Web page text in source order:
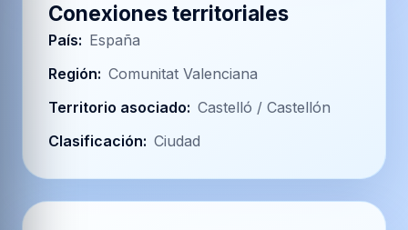
Conexiones territoriales
País: España
Región: Comunitat Valenciana
Territorio asociado: Castelló / Castellón
Clasificación: Ciudad